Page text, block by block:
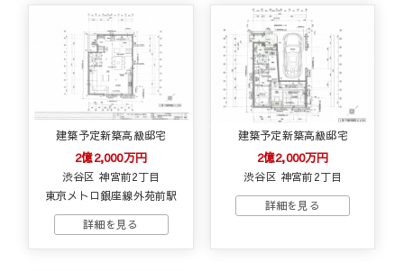
建築予定新築高級邸宅
2億2,000万円
渋谷区 神宮前2丁目
東京メトロ銀座線外苑前駅
建築予定新築高級邸宅
2億2,000万円
渋谷区 神宮前2丁目